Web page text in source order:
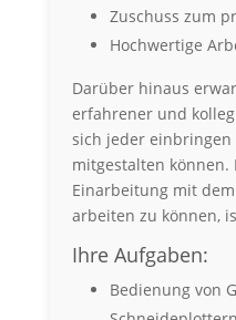
Zuschuss zum
Hochwertige
Darüber hinaus
erfahrener und
sich jeder einbringen
mitgestalten können.
Einarbeitung mit
arbeiten zu können,
Ihre Aufgaben:
Bedienung von